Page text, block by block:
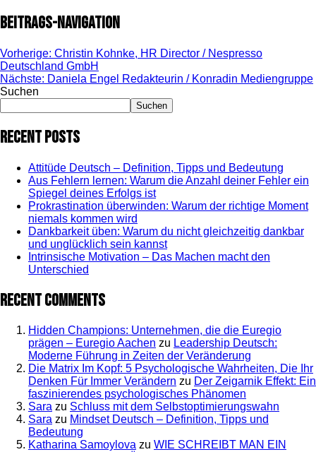
Beitrags-Navigation
Vorherige: Christin Kohnke, HR Director / Nespresso
Deutschland GmbH
Nächste: Daniela Engel Redakteurin / Konradin Mediengruppe
Suchen
Suchen
Recent Posts
Attitüde Deutsch – Definition, Tipps und Bedeutung
Aus Fehlern lernen: Warum die Anzahl deiner Fehler ein
Spiegel deines Erfolgs ist
Prokrastination überwinden: Warum der richtige Moment
niemals kommen wird
Dankbarkeit üben: Warum du nicht gleichzeitig dankbar
und unglücklich sein kannst
Intrinsische Motivation – Das Machen macht den
Unterschied
Recent Comments
Hidden Champions: Unternehmen, die die Euregio
prägen – Euregio Aachen zu Leadership Deutsch:
Moderne Führung in Zeiten der Veränderung
Die Matrix Im Kopf: 5 Psychologische Wahrheiten, Die Ihr
Denken Für Immer Verändern zu Der Zeigarnik Effekt: Ein
faszinierendes psychologisches Phänomen
Sara zu Schluss mit dem Selbstoptimierungswahn
Sara zu Mindset Deutsch – Definition, Tipps und
Bedeutung
Katharina Samoylova zu WIE SCHREIBT MAN EIN